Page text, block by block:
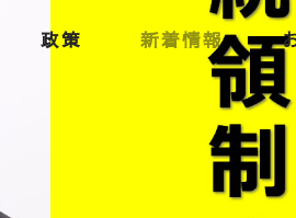
政策 新着情報